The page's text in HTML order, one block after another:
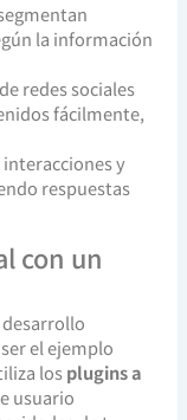
la información
redes sociales
fácilmente,
y
respuestas
con un
el ejemplo
losplugins a
usuario